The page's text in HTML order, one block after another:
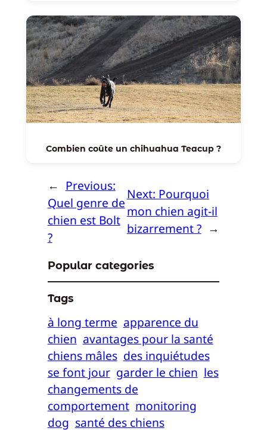
Combien coûte un chihuahua Teacup ?
← Previous:
Quel genre de
chien est Bolt
?
Next: Pourquoi
mon chien agit-il
bizarrement ? →
Popular categories
Tags
à long terme apparence du
chien avantages pour la santé
chiens mâles des inquiétudes
se font jour garder le chien les
changements de
comportement monitoring
dog santé des chiens